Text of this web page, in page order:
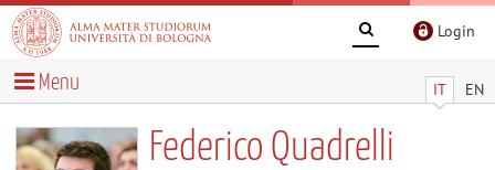
Login
IT EN
Menu
Federico Quadrelli